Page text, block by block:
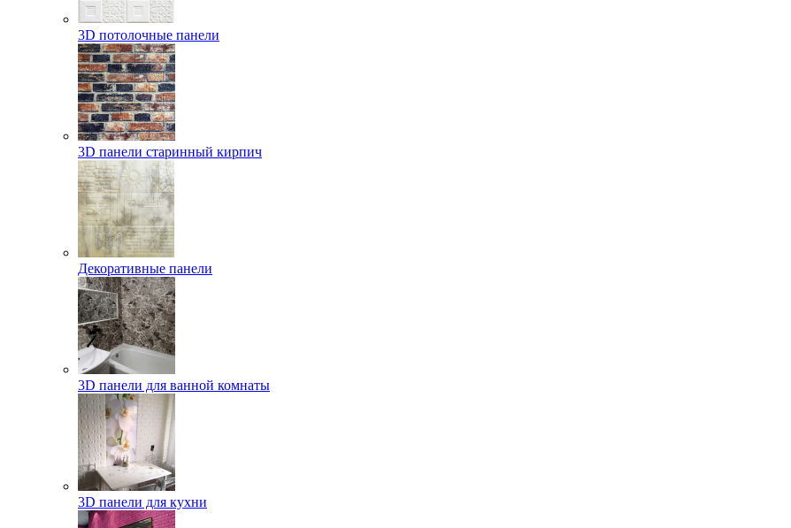
3D потолочные панели
3D панели старинный кирпич
Декоративные панели
3D панели для ванной комнаты
3D панели для кухни